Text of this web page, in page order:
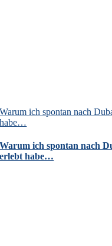
Warum ich spontan nach
habe…
Warum ich spontan nach
erlebt habe…